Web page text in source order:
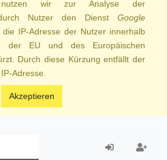
nutzen wir zur Analyse der
durch Nutzer den Dienst Google
die IP-Adresse der Nutzer innerhalb
der EU und des Europäischen
Durch diese Kürzung entfällt der
Adresse.
Akzeptieren